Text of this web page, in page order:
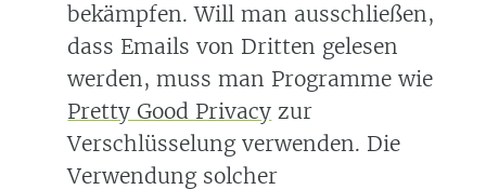
bekämpfen. Will man ausschließen,
dass Emails von Dritten gelesen
werden, muss man Programme wie
Pretty Good Privacy zur
Verschlüsselung verwenden. Die
Verwendung solcher